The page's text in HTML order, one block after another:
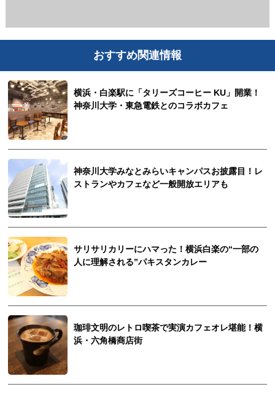
おすすめ関連情報
横浜・白楽駅に「タリーズコーヒー KU」開業！
神奈川大学・東急電鉄とのコラボカフェ
神奈川大学みなとみらいキャンパスお披露目！レ
ストランやカフェなど一般開放エリアも
サリサリカリーにハマった！横浜白楽の“一部の
人に理解される”パキスタンカレー
珈琲文明のレトロ喫茶で実演カフェオレ堪能！横
浜・六角橋商店街